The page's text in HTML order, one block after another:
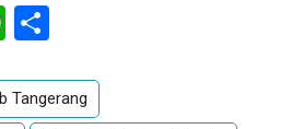
WhatsApp
Tangerang